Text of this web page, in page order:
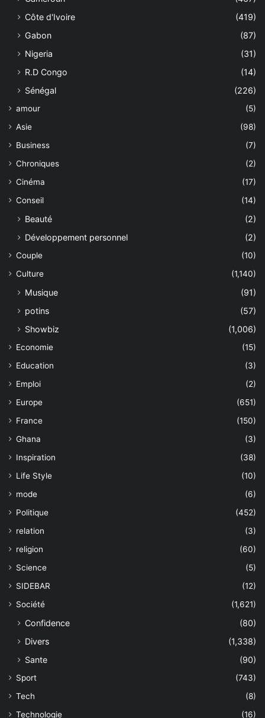
Côte d'Ivoire
(419)
Gabon
(87)
Nigeria
(31)
R.D Congo
(14)
Sénégal
(226)
amour
(5)
Asie
(98)
Business
(7)
Chroniques
(2)
Cinéma
(17)
Conseil
(14)
Beauté
(2)
Développement personnel
(2)
Couple
(10)
Culture
(1,140)
Musique
(91)
potins
(57)
Showbiz
(1,006)
Economie
(15)
Education
(3)
Emploi
(2)
Europe
(651)
France
(150)
Ghana
(3)
Inspiration
(38)
Life Style
(10)
mode
(6)
Politique
(452)
relation
(3)
religion
(60)
Science
(5)
SIDEBAR
(12)
Société
(1,621)
Confidence
(80)
Divers
(1,338)
Sante
(90)
Sport
(743)
Tech
(8)
Technologie
(16)